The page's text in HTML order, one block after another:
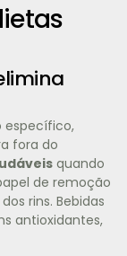
específico,
fora do
quando
de remoção
rins. Bebidas
antioxidantes,